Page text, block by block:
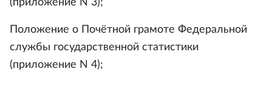
(приложение N 3);
Положение о Почётной грамоте Федеральной
службы государственной статистики
(приложение N 4);